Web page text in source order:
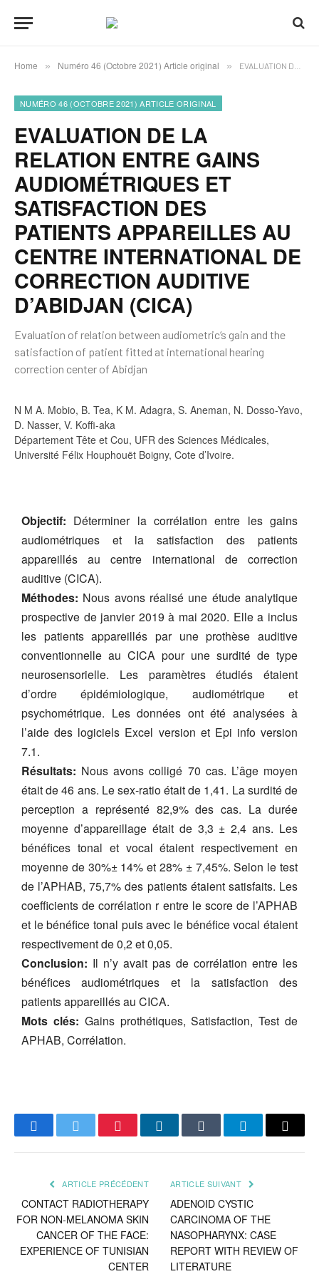
Home » Numéro 46 (Octobre 2021) Article original » EVALUATION DE LA RELATION ENTRE GAINS AUDIOMÉTRIQUES ET SATISFACTION DES PATIENTS APPAREILLES AU CENTRE INTERNATIONAL DE CORRECTION AUDITIVE D’ABIDJAN (CICA)
NUMÉRO 46 (OCTOBRE 2021) ARTICLE ORIGINAL
EVALUATION DE LA
RELATION ENTRE GAINS
AUDIOMÉTRIQUES ET
SATISFACTION DES
PATIENTS APPAREILLES AU
CENTRE INTERNATIONAL DE
CORRECTION AUDITIVE
D’ABIDJAN (CICA)
Evaluation of relation between audiometric‘s gain and the
satisfaction of patient fitted at international hearing
correction center of Abidjan
N M A. Mobio, B. Tea, K M. Adagra, S. Aneman, N. Dosso-Yavo,
D. Nasser, V. Koffi-aka
Département Tête et Cou, UFR des Sciences Médicales,
Université Félix Houphouët Boigny, Cote d’Ivoire.
Objectif: Déterminer la corrélation entre les gains
audiométriques et la satisfaction des patients
appareillés au centre international de correction
auditive (CICA).
Méthodes: Nous avons réalisé une étude analytique
prospective de janvier 2019 à mai 2020. Elle a inclus
les patients appareillés par une prothèse auditive
conventionnelle au CICA pour une surdité de type
neurosensorielle. Les paramètres étudiés étaient
d’ordre épidémiologique, audiométrique et
psychométrique. Les données ont été analysées à
l’aide des logiciels Excel version et Epi info version
7.1.
Résultats: Nous avons colligé 70 cas. L’âge moyen
était de 46 ans. Le sex-ratio était de 1,41. La surdité de
perception a représenté 82,9% des cas. La durée
moyenne d’appareillage était de 3,3 ± 2,4 ans. Les
bénéfices tonal et vocal étaient respectivement en
moyenne de 30%± 14% et 28% ± 7,45%. Selon le test
de l’APHAB, 75,7% des patients étaient satisfaits. Les
coefficients de corrélation r entre le score de l’APHAB
et le bénéfice tonal puis avec le bénéfice vocal étaient
respectivement de 0,2 et 0,05.
Conclusion: Il n’y avait pas de corrélation entre les
bénéfices audiométriques et la satisfaction des
patients appareillés au CICA.
Mots clés: Gains prothétiques, Satisfaction, Test de
APHAB, Corrélation.
FacebookTwitter PinterestLinkedInTumblrTelegramEmail
ARTICLE PRÉCÉDENT
CONTACT RADIOTHERAPY
FOR NON-MELANOMA SKIN
CANCER OF THE FACE:
EXPERIENCE OF TUNISIAN
CENTER
ARTICLE SUIVANT
ADENOID CYSTIC
CARCINOMA OF THE
NASOPHARYNX: CASE
REPORT WITH REVIEW OF
LITERATURE